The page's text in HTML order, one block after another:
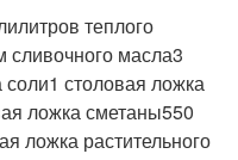
теплого
сливочного масла3
столовая ложка
ложка сметаны550
ложка растительного